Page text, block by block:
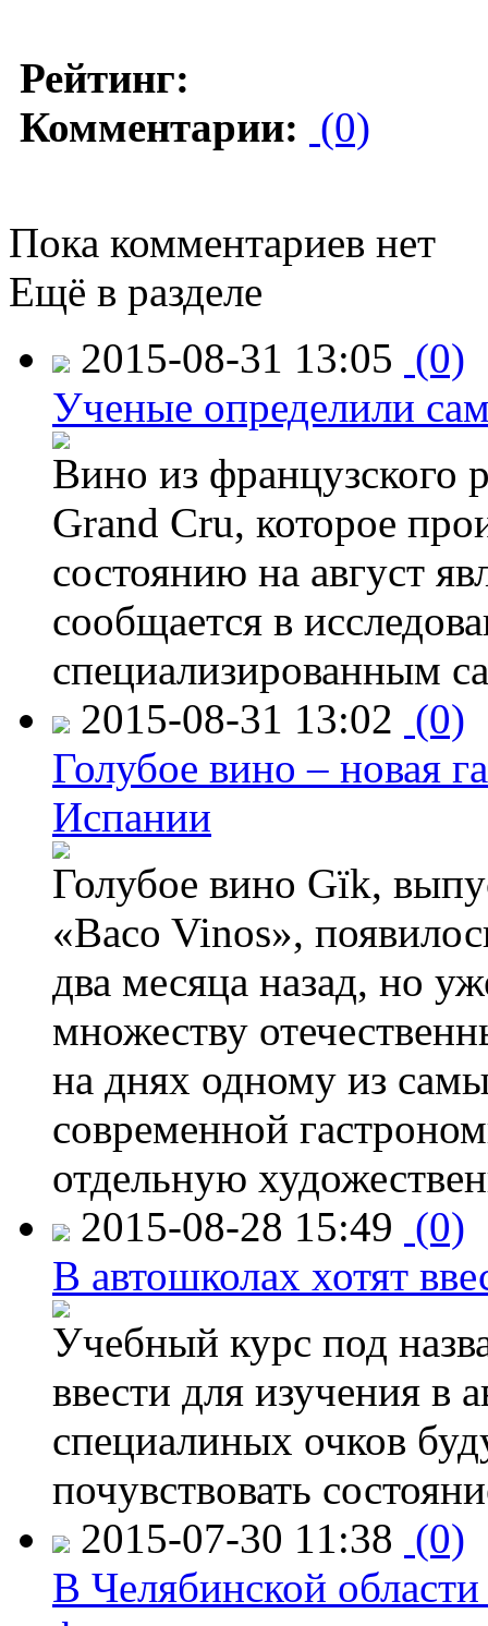
Рейтинг:
Комментарии: (0)
Пока комментариев нет
Ещё в разделе
2015-08-31 13:05 (0)
Ученые определили
Вино из французского
Grand Cru, которое
состоянию на август
сообщается в
специализированным
2015-08-31 13:02 (0)
Голубое вино – новая
Испании
Голубое вино Gïk,
«Baco Vinos»,
два месяца назад, но
множеству
на днях одному из
современной
отдельную
2015-08-28 15:49 (0)
В автошколах хотят
Учебный курс под
ввести для изучения
специалиных очков
почувствовать
2015-07-30 11:38 (0)
В Челябинской